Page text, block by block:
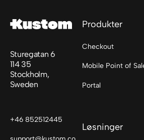
Sturegatan 6
114 35
Stockholm,
Sweden
+46 852512445
Produkter
Checkout
Mobile Point of
Portal
Løsninger